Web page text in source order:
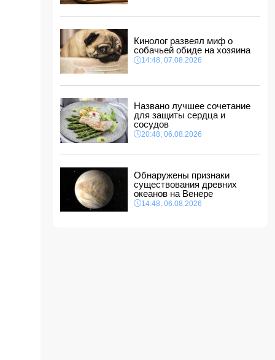
14:14, 07.08.2026
должности посла
14:10, 07.08.2026
Моуринью в шоке после отказа Родри от
перехода в "Реал"
Ильхам Алиев подписал распоряжения в
связи с двумя дипломатами
14:00, 07.08.2026
Прогноз погоды в Азербайджане на 8 августа
12:48, 07.08.2026
В Азербайджане ищут сотрудников с
зарплатой до 10 000 манатов
12:40, 07.08.2026
Кинолог развеял миф о
собачьей обиде на хозяина
14:48, 07.08.2026
Названо лучшее сочетание
для защиты сердца и
сосудов
20:48, 06.08.2026
Обнаружены признаки
существования древних
океанов на Венере
14:48, 06.08.2026